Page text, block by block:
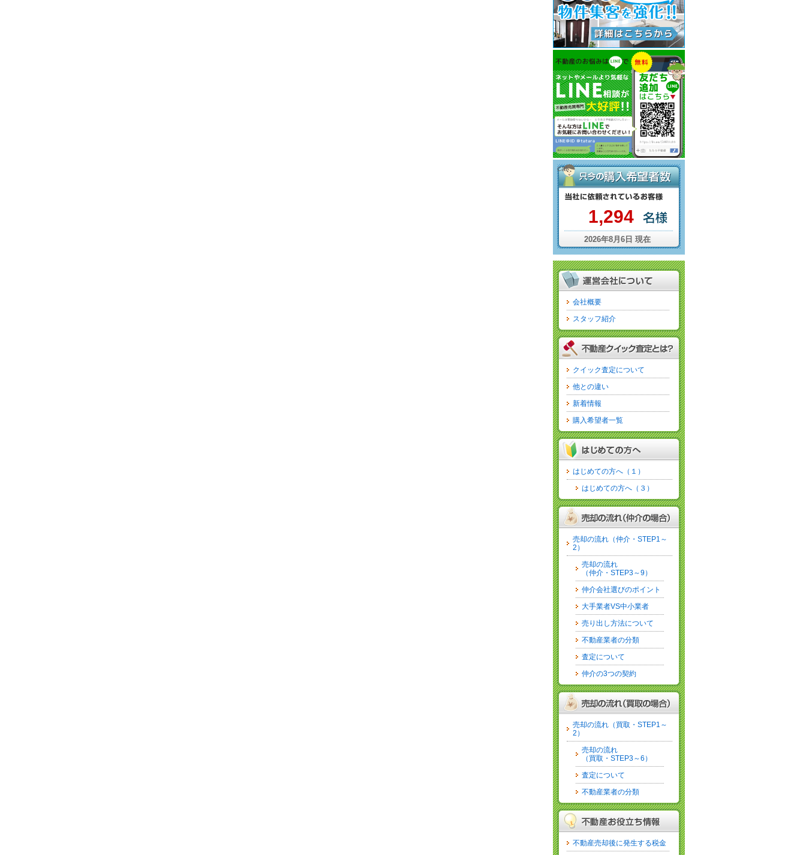
cat
1,294
2026年8月6日 現在
会社概要
スタッフ紹介
クイック査定について
他との違い
新着情報
購入希望者一覧
はじめての方へ（１）
はじめての方へ（３）
売却の流れ（仲介・STEP1～
2）
売却の流れ
（仲介・STEP3～9）
仲介会社選びのポイント
大手業者VS中小業者
売り出し方法について
不動産業者の分類
査定について
仲介の3つの契約
売却の流れ（買取・STEP1～
2）
売却の流れ
（買取・STEP3～6）
査定について
不動産業者の分類
不動産売却後に発生する税金